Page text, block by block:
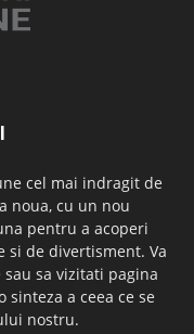
cel mai indragit de
noua, cu un nou
pentru a acoperi
si de divertisment. Va
sa vizitati pagina
a ceea ce se
nostru.